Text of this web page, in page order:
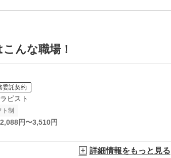
んな職場！
委託契約
ピスト
ト制
2,088円〜3,510円
詳細情報をもっと見る